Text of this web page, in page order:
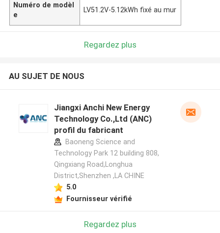
Numéro de modèl
e
LV51.2V-5.12kWh fixé au mur
Regardez plus
AU SUJET DE NOUS
Jiangxi Anchi New Energy
Technology Co.,Ltd (ANC)
profil du fabricant
Baoneng Science and
Technology Park 12 building 808,
Qingxiang Road,Longhua
District,Shenzhen ,LA CHINE
5.0
Fournisseur vérifié
Regardez plus